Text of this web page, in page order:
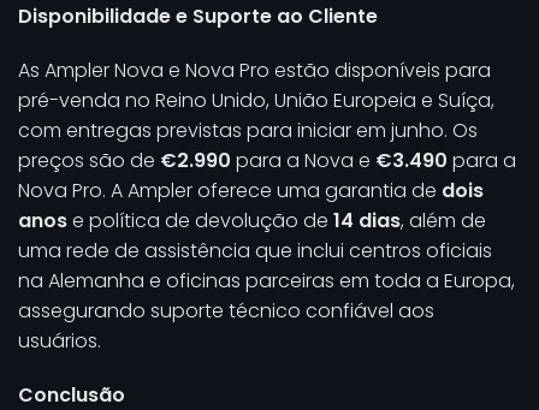
Disponibilidade e Suporte ao Cliente
As Ampler Nova e Nova Pro estão disponíveis para
pré-venda no Reino Unido, União Europeia e Suíça,
com entregas previstas para iniciar em junho. Os
preços são de €2.990 para a Nova e €3.490 para a
Nova Pro. A Ampler oferece uma garantia de dois
anose política de devolução de 14 dias, além de
uma rede de assistência que inclui centros oficiais
na Alemanha e oficinas parceiras em toda a Europa,
assegurando suporte técnico confiável aos
usuários.
Conclusão